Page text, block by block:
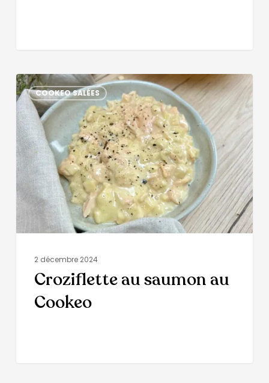
COOKEO SALÉES
2 décembre 2024
Croziflette au saumon au
Cookeo